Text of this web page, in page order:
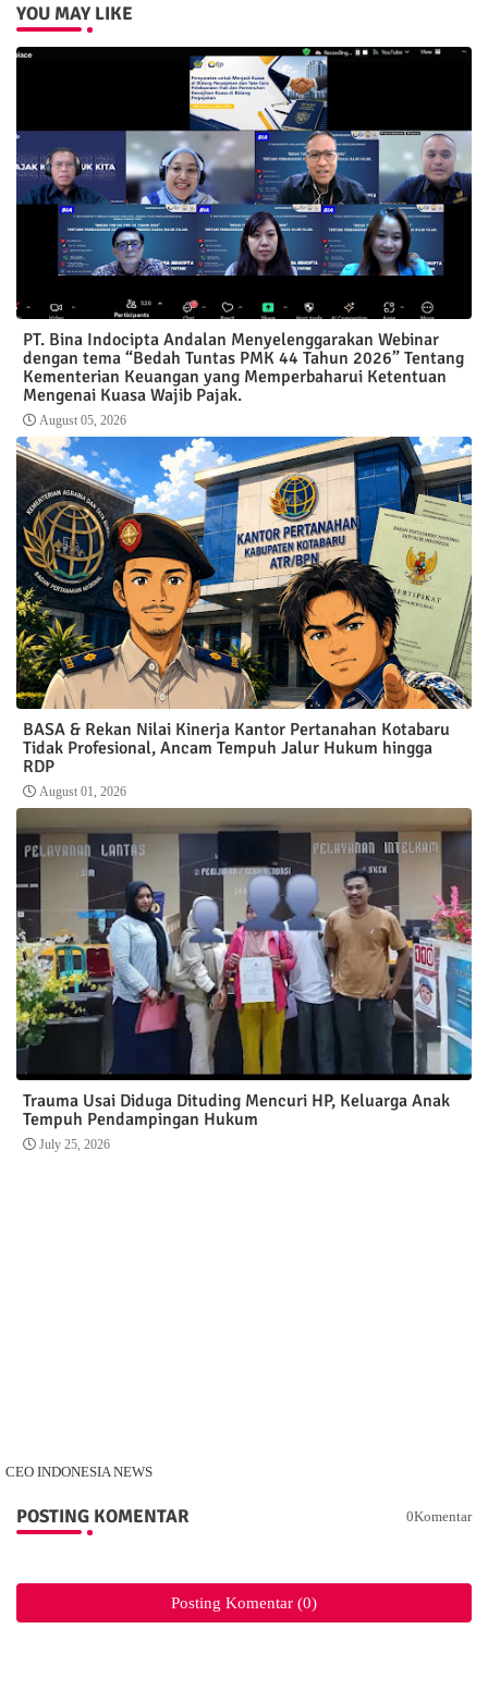
YOU MAY LIKE
PT. Bina Indocipta Andalan Menyelenggarakan Webinar
dengan tema “Bedah Tuntas PMK 44 Tahun 2026” Tentang
Kementerian Keuangan yang Memperbaharui Ketentuan
Mengenai Kuasa Wajib Pajak.
August 05, 2026
BASA & Rekan Nilai Kinerja Kantor Pertanahan Kotabaru
Tidak Profesional, Ancam Tempuh Jalur Hukum hingga
RDP
August 01, 2026
Trauma Usai Diduga Dituding Mencuri HP, Keluarga Anak
Tempuh Pendampingan Hukum
July 25, 2026
CEO INDONESIA NEWS
POSTING KOMENTAR 0Komentar
Posting Komentar (0)